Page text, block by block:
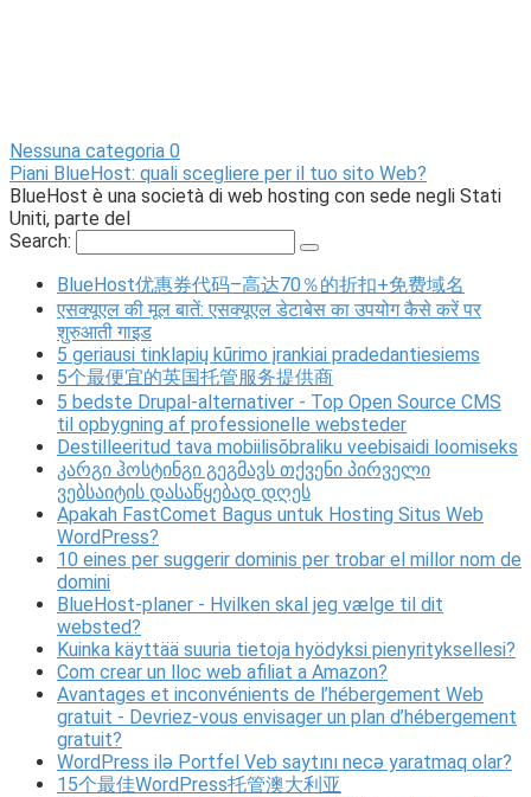
Nessuna categoria 0
Piani BlueHost: quali scegliere per il tuo sito Web?
BlueHost è una società di web hosting con sede negli Stati
Uniti, parte del
Search:
BlueHost优惠券代码–高达70％的折扣+免费域名
एसक्यूएल की मूल बातें: एसक्यूएल डेटाबेस का उपयोग कैसे करें पर
शुरुआती गाइड
5 geriausi tinklapių kūrimo įrankiai pradedantiesiems
5个最便宜的英国托管服务提供商
5 bedste Drupal-alternativer - Top Open Source CMS
til opbygning af professionelle websteder
Destilleeritud tava mobiilisõbraliku veebisaidi loomiseks
კარგი ჰოსტინგი გეგმავს თქვენი პირველი
ვებსაიტის დასაწყებად დღეს
Apakah FastComet Bagus untuk Hosting Situs Web
WordPress?
10 eines per suggerir dominis per trobar el millor nom de
domini
BlueHost-planer - Hvilken skal jeg vælge til dit
websted?
Kuinka käyttää suuria tietoja hyödyksi pienyrityksellesi?
Com crear un lloc web afiliat a Amazon?
Avantages et inconvénients de l’hébergement Web
gratuit - Devriez-vous envisager un plan d’hébergement
gratuit?
WordPress ilə Portfel Veb saytını necə yaratmaq olar?
15个最佳WordPress托管澳大利亚